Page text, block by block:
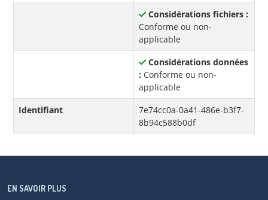
Considérations fichiers :
Conforme ou non-
applicable
Considérations données
: Conforme ou non-
applicable
Identifiant
7e74cc0a-0a41-486e-b3f7-
8b94c588b0df
EN SAVOIR PLUS